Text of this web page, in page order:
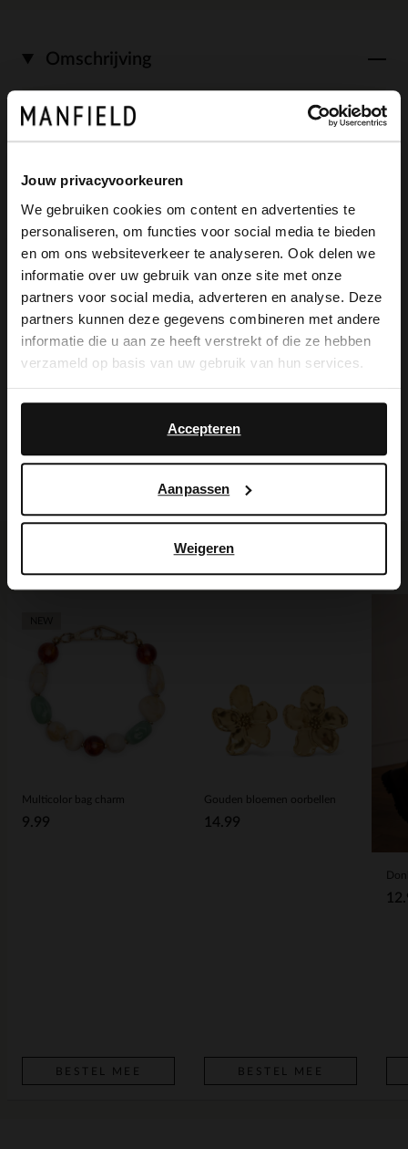
Jouw privacyvoorkeuren
We gebruiken cookies om content en advertenties te
personaliseren, om functies voor social media te bieden
en om ons websiteverkeer te analyseren. Ook delen we
informatie over uw gebruik van onze site met onze
partners voor social media, adverteren en analyse. Deze
partners kunnen deze gegevens combineren met andere
informatie die u aan ze heeft verstrekt of die ze hebben
verzameld op basis van uw gebruik van hun services.
Accepteren
Aanpassen
Weigeren
Multicolor bag charm
9.99
BESTEL MEE
Gouden bloemen oorbellen
14.99
BESTEL MEE
Omschrijving
voetbed. We adviseren als verzorging en
bescherming de Natural Trendspray.
Alles over dit product
Bezorgen & retour
×
View this website in English?
It looks like your language isn't Dutch. Would
you like to switch to English?
English